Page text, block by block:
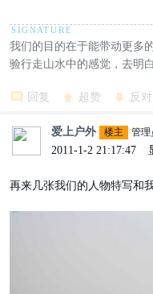
我们的目的在于能带动更多
验行走山水中的感觉，去明
回复 超赞 反对
爱上户外 楼主 管理
2011-1-2 21:17:47
再来几张我们的人物特写和